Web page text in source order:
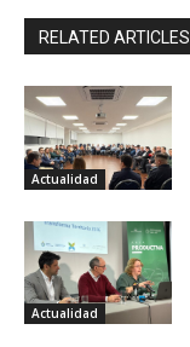
RELATED ARTICLES
Actualidad
Actualidad